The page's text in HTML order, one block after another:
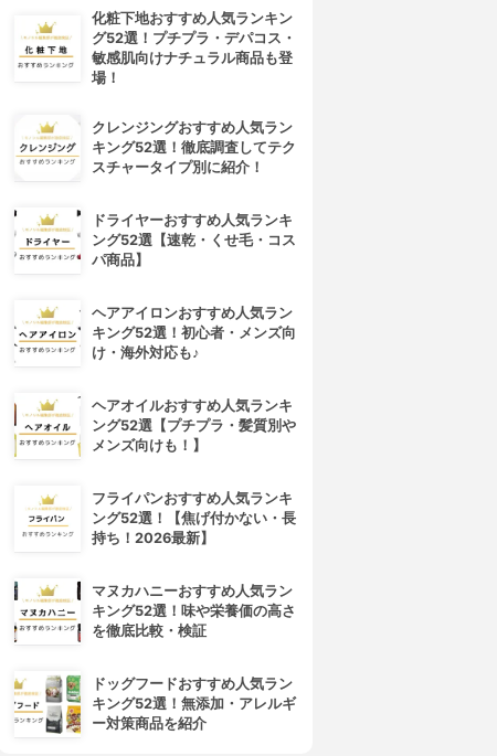
化粧下地おすすめ人気ランキン
グ52選！プチプラ・デパコス・
敏感肌向けナチュラル商品も登
場！
クレンジングおすすめ人気ラン
キング52選！徹底調査してテク
スチャータイプ別に紹介！
ドライヤーおすすめ人気ランキ
ング52選【速乾・くせ毛・コス
パ商品】
ヘアアイロンおすすめ人気ラン
キング52選！初心者・メンズ向
け・海外対応も♪
ヘアオイルおすすめ人気ランキ
ング52選【プチプラ・髪質別や
メンズ向けも！】
フライパンおすすめ人気ランキ
ング52選！【焦げ付かない・長
持ち！2026最新】
マヌカハニーおすすめ人気ラン
キング52選！味や栄養価の高さ
を徹底比較・検証
ドッグフードおすすめ人気ラン
キング52選！無添加・アレルギ
ー対策商品を紹介